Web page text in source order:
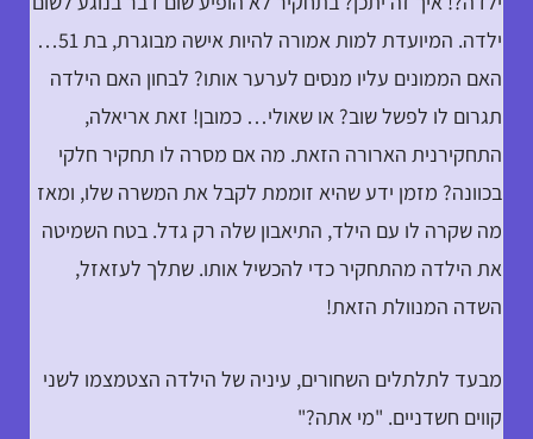
ילדה. המיועדת למות אמורה להיות אישה מבוגרת, בת 51…
האם הממונים עליו מנסים לערער אותו? לבחון האם הילדה
תגרום לו לפשל שוב? או שאולי… כמובן! זאת אריאלה,
התחקירנית הארורה הזאת. מה אם מסרה לו תחקיר חלקי
בכוונה? מזמן ידע שהיא זוממת לקבל את המשרה שלו, ומאז
מה שקרה לו עם הילד, התיאבון שלה רק גדל. בטח השמיטה
את הילדה מהתחקיר כדי להכשיל אותו. שתלך לעזאזל,
השדה המנוולת הזאת!
מבעד לתלתלים השחורים, עיניה של הילדה הצטמצמו לשני
קווים חשדניים. "מי אתה?"